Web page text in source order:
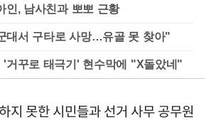
인, 남사친과 뽀뽀 근황
대서 구타로 사망…유골 못 찾아"
'거꾸로 태극기' 현수막에 "X돌았네"
지 못한 시민들과 선거 사무 공무원